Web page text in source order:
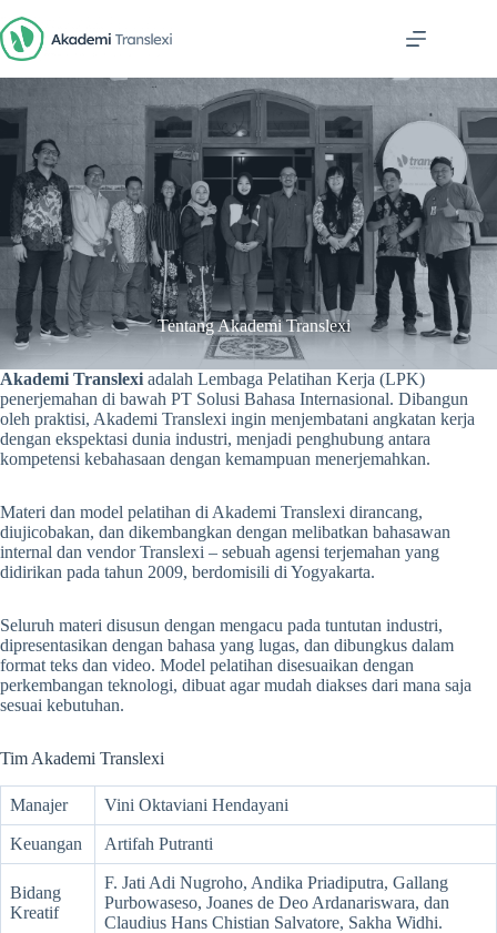
to
content
Tentang Akademi Translexi
Akademi Translexi adalah Lembaga Pelatihan Kerja (LPK)
penerjemahan di bawah PT Solusi Bahasa Internasional. Dibangun
oleh praktisi, Akademi Translexi ingin menjembatani angkatan kerja
dengan ekspektasi dunia industri, menjadi penghubung antara
kompetensi kebahasaan dengan kemampuan menerjemahkan.
Materi dan model pelatihan di Akademi Translexi dirancang,
diujicobakan, dan dikembangkan dengan melibatkan bahasawan
internal dan vendor Translexi – sebuah agensi terjemahan yang
didirikan pada tahun 2009, berdomisili di Yogyakarta.
Seluruh materi disusun dengan mengacu pada tuntutan industri,
dipresentasikan dengan bahasa yang lugas, dan dibungkus dalam
format teks dan video. Model pelatihan disesuaikan dengan
perkembangan teknologi, dibuat agar mudah diakses dari mana saja
sesuai kebutuhan.
Tim Akademi Translexi
Manajer Vini Oktaviani Hendayani
Keuangan Artifah Putranti
Bidang
Kreatif
F. Jati Adi Nugroho, Andika Priadiputra, Gallang
Purbowaseso, Joanes de Deo Ardanariswara, dan
Claudius Hans Chistian Salvatore, Sakha Widhi.